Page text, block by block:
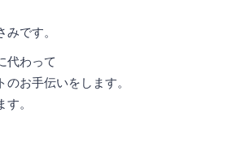
です。
代わって
お手伝いをします。
。